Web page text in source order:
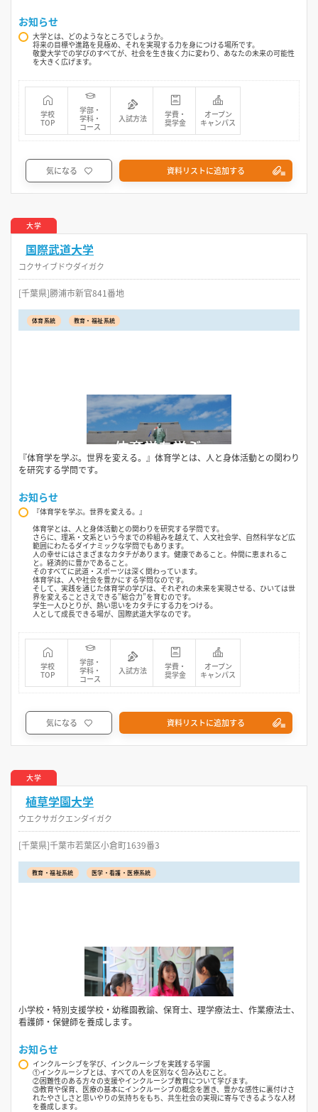
お知らせ
大学とは、どのようなところでしょうか。
将来の目標や進路を見極め、それを実現する力を身につける場所です。
敬愛大学での学びのすべてが、社会を生き抜く力に変わり、あなたの未来の可能性
を大きく広げます。
学校
TOP
学部・
学科・
コース
入試方法
学費・
奨学金
オープン
キャンパス
気になる 資料リストに追加する
大学
国際武道大学
コクサイブドウダイガク
[千葉県]勝浦市新官841番地
体育系統 教育・福祉系統
『体育学を学ぶ。世界を変える。』体育学とは、人と身体活動との関わり
を研究する学問です。
お知らせ
『体育学を学ぶ。世界を変える。』
体育学とは、人と身体活動との関わりを研究する学問です。
さらに、理系・文系という今までの枠組みを越えて、人文社会学、自然科学など広
範囲にわたるダイナミックな学問でもあります。
人の幸せにはさまざまなカタチがあります。健康であること。仲間に恵まれるこ
と。経済的に豊かであること。
そのすべてに武道・スポーツは深く関わっています。
体育学は、人や社会を豊かにする学問なのです。
そして、実践を通じた体育学の学びは、それぞれの未来を実現させる、ひいては世
界を変えることさえできる”総合力”を育むのです。
学生一人ひとりが、熱い思いをカタチにする力をつける。
人として成長できる場が、国際武道大学なのです。
学校
TOP
学部・
学科・
コース
入試方法
学費・
奨学金
オープン
キャンパス
気になる 資料リストに追加する
大学
植草学園大学
ウエクサガクエンダイガク
[千葉県]千葉市若葉区小倉町1639番3
教育・福祉系統 医学・看護・医療系統
小学校・特別支援学校・幼稚園教諭、保育士、理学療法士、作業療法士、
看護師・保健師を養成します。
お知らせ
インクルーシブを学び、インクルーシブを実践する学園
①インクルーシブとは、すべての人を区別なく包み込むこと。
②困難性のある方々の支援やインクルーシブ教育について学びます。
③教育や保育、医療の基本にインクルーシブの概念を置き、豊かな感性に裏付けさ
れたやさしさと思いやりの気持ちをもち、共生社会の実現に寄与できるような人材
を養成します。